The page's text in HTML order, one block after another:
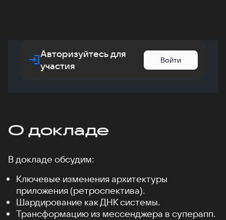
Авторизуйтесь для
участия
Войти
О докладе
В докладе обсудим:
Ключевые изменения архитектуры
приложения (ретроспектива).
Шардирование как ДНК системы.
Трансформацию из мессенджера в суперапп.